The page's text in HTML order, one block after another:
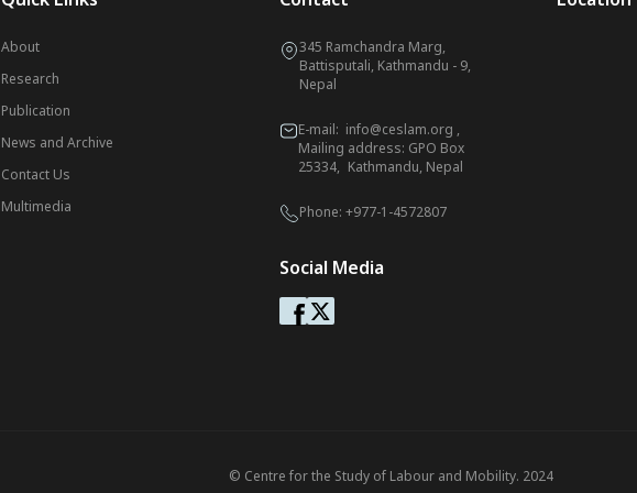
About
Research
Publication
News and Archive
Contact Us
Multimedia
345 Ramchandra Marg,
Battisputali, Kathmandu - 9,
Nepal
E-mail: info@ceslam.org ,
Mailing address: GPO Box
25334, Kathmandu, Nepal
Phone: +977-1-4572807
Social Media
© Centre for the Study of Labour and Mobility. 2024